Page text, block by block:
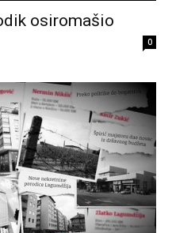
osiromašio
0